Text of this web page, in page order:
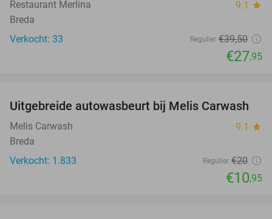
Restaurant Merlina 9.1 star
Breda
Verkocht: 33
Regulier €39,50
€27,95
45%
Uitgebreide autowasbeurt bij Melis Carwash
Melis Carwash 9.1 star
Breda
Verkocht: 1.833
Regulier €20
€10,95